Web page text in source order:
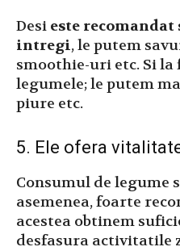
Desi este
intregi, le putem
smoothie-uri etc. Si la
legumele; le putem
piure etc.
5. Ele ofera
Consumul de legume
asemenea, foarte
acestea obtinem
desfasura activitatile